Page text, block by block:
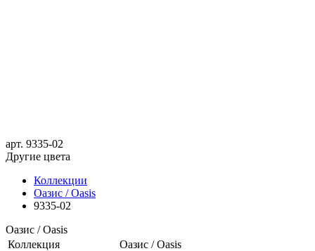
арт. 9335-02
Другие цвета
Коллекции
Оазис / Oasis
9335-02
Оазис / Oasis
Коллекция
Оазис / Oasis